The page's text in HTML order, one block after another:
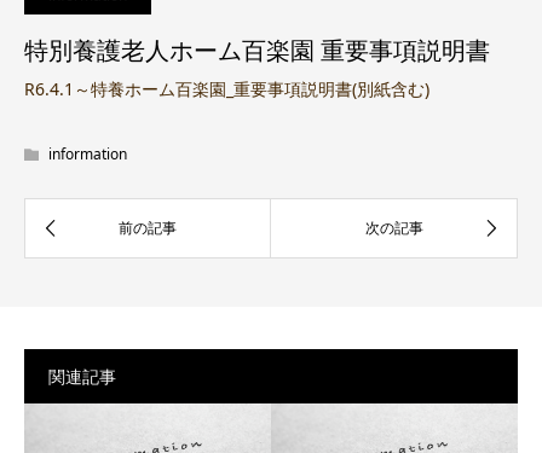
特別養護老人ホーム百楽園 重要事項説明書
R6.4.1～特養ホーム百楽園_重要事項説明書(別紙含む)
information
関連記事